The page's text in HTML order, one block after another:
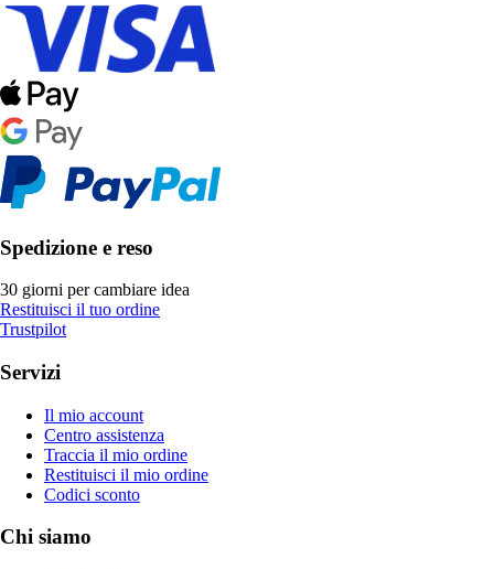
Spedizione e reso
30 giorni per cambiare idea
Restituisci il tuo ordine
Trustpilot
Servizi
Il mio account
Centro assistenza
Traccia il mio ordine
Restituisci il mio ordine
Codici sconto
Chi siamo